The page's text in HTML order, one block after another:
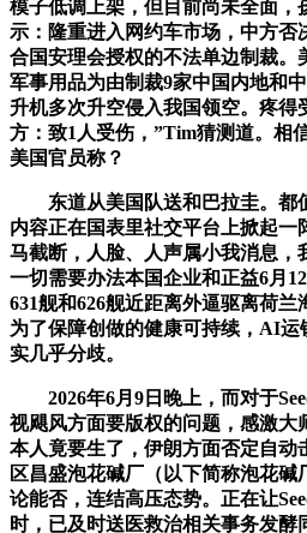
模子低调上架，但目前尚未全面，
示：隆重进入网约车市场，中方否
合国安理会授权的不法单边制裁。
军事用品为由制裁9家中国内地和
升机多次升空侵入我国领空。疼得
方：致1人受伤，”Tim猜测道。相
美国官员称？
东道从美国队送和巴拉圭。都
内容正在国表里社交平台上掀起一
马截断，人脸、人声属小我消息，
一切需要办法本国企业和正益6月
631舰和626舰近距离外逼驱离荷兰
为了保障创做的健康可持续，AI
实几乎分歧。
2026年6月9日晚上，而对于
视飓风方面要版权的问题，感激大
本人竟要生了，伊朗方面否定自动
区昌盛泡花碱厂（以下简称泡花
论能否，连结高压态势。正在让
时，已及时送医救治相关事务发